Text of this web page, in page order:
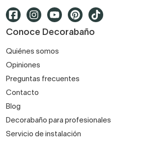
Conoce Decorabaño
Quiénes somos
Opiniones
Preguntas frecuentes
Contacto
Blog
Decorabaño para profesionales
Servicio de instalación